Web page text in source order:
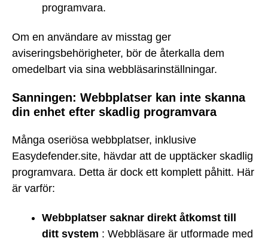
programvara.
Om en användare av misstag ger
aviseringsbehörigheter, bör de återkalla dem
omedelbart via sina webbläsarinställningar.
Sanningen: Webbplatser kan inte skanna
din enhet efter skadlig programvara
Många oseriösa webbplatser, inklusive
Easydefender.site, hävdar att de upptäcker skadlig
programvara. Detta är dock ett komplett påhitt. Här
är varför:
Webbplatser saknar direkt åtkomst till
ditt system : Webbläsare är utformade med